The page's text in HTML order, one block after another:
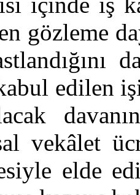
gözleme
edilen
vekâlet
elde